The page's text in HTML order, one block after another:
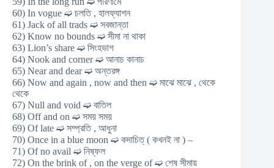
60) In vogue ➫ চলতি , হালফ্যাশন
61) Jack of all trads ➫ সবজান্তা
62) Know no bounds ➫ সীমা না থাকা
63) Lion’s share ➫ সিংহভাগ
64) Nook and corner ➫ আনাচ কানাচ
65) Near and dear ➫ অন্তরঙ্গ
66) Now and again , now and then ➫ মাঝে মাঝে , থেকে
থেকে
67) Null and void ➫ বাতিল
68) Off and on ➫ সময় সময়
69) Of late ➫ সম্প্রতি , আধুনা
70) Once in a blue moon ➫ কদাচিত্ ( কখনই না ) –
71) Of no avail ➫ নিষ্ফল
72) On the brink of , on the verge of ➫ শেষ সীমায়